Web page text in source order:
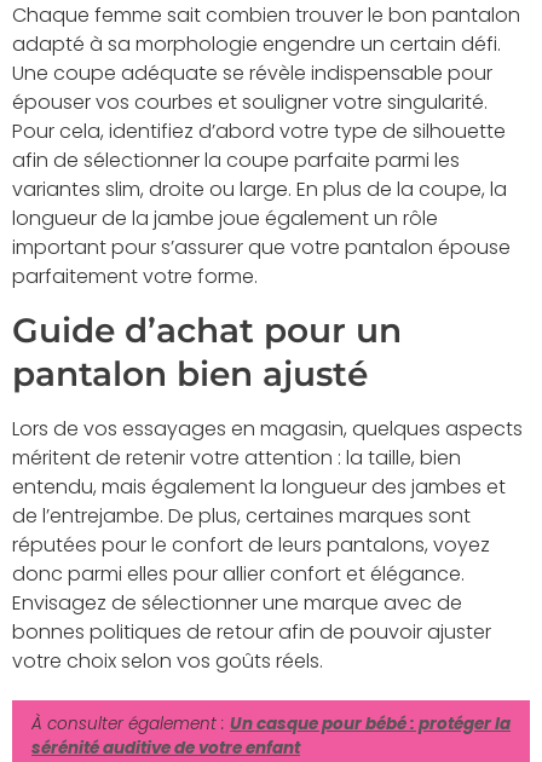
Chaque femme sait combien trouver le bon pantalon
adapté à sa morphologie engendre un certain défi.
Une coupe adéquate se révèle indispensable pour
épouser vos courbes et souligner votre singularité.
Pour cela, identifiez d’abord votre type de silhouette
afin de sélectionner la coupe parfaite parmi les
variantes slim, droite ou large. En plus de la coupe, la
longueur de la jambe joue également un rôle
important pour s’assurer que votre pantalon épouse
parfaitement votre forme.
Guide d’achat pour un
pantalon bien ajusté
Lors de vos essayages en magasin, quelques aspects
méritent de retenir votre attention : la taille, bien
entendu, mais également la longueur des jambes et
de l’entrejambe. De plus, certaines marques sont
réputées pour le confort de leurs pantalons, voyez
donc parmi elles pour allier confort et élégance.
Envisagez de sélectionner une marque avec de
bonnes politiques de retour afin de pouvoir ajuster
votre choix selon vos goûts réels.
À consulter également : Un casque pour bébé : protéger la
sérénité auditive de votre enfant